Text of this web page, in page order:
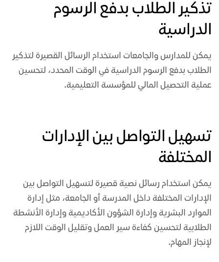
تذكير الطلاب بدفع الرسوم
الدراسية
يمكن للمدارس والجامعات استخدام الرسائل القصيرة لتذكير
الطلاب بدفع الرسوم الدراسية في الوقت المحدد، لتحسين
عملية التحصيل المالي للمؤسسة التعليمية.
تسهيل التواصل بين الإدارات
المختلفة
يمكن استخدام رسائل نصيةقصيرة لتسهيل التواصل بين
الإدارات المختلفة داخل المدرسة أو الجامعة، مثل إدارة
الموارد البشرية وإدارة الشؤون الأكاديمية وإدارة الأنشطة
الطلابية لتحسين كفاءة سير العمل وتقليل الوقت اللازم
لإنجاز المهام.